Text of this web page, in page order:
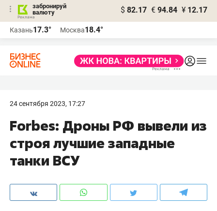
забронируй
валюту
$ 82.17 € 94.84 ¥ 12.17
Казань17.3° Москва18.4°
24 сентября 2023, 17:27
Forbes: Дроны РФ вывели из
строя лучшие западные
танки ВСУ